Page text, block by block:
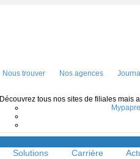
Nous trouver Nos agences
Découvrez tous nos sites de filiales mais
Solutions
Carrière